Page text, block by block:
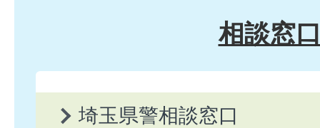
相談窓
埼玉県警相談窓口